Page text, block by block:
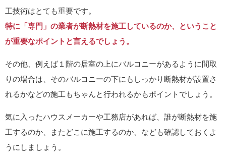
工技術はとても重要です。
特に「専門」の業者が断熱材を施工しているのか、ということ
が重要なポイントと言えるでしょう。
その他、例えば１階の居室の上にバルコニーがあるように間取
りの場合は、そのバルコニーの下にもしっかり断熱材が設置さ
れるかなどの施工もちゃんと行われるかもポイントでしょう。
気に入ったハウスメーカーや工務店があれば、誰が断熱材を施
工するのか、またどこに施工するのか、なども確認しておくよ
うにしましょう。